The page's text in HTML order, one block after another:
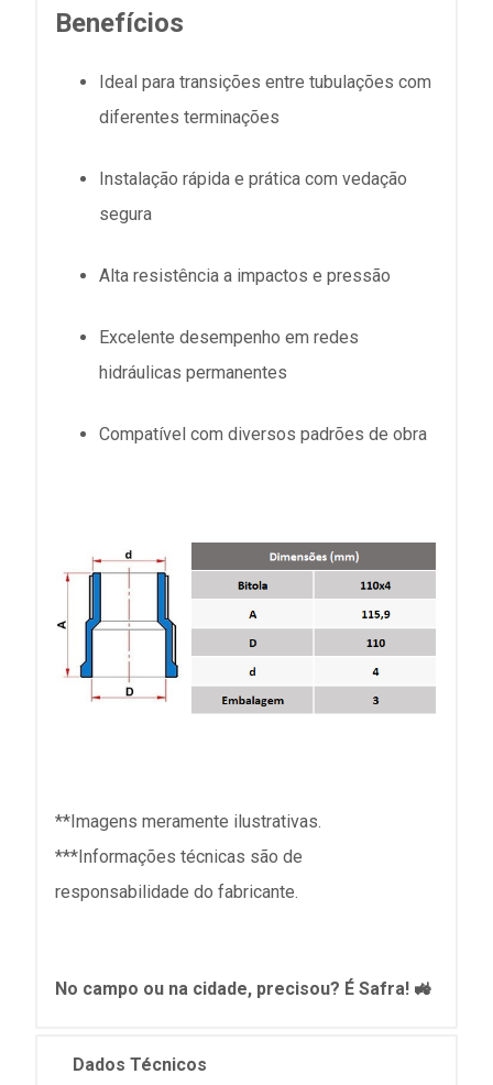
Benefícios
Ideal para transições entre tubulações com
diferentes terminações
Instalação rápida e prática com vedação
segura
Alta resistência a impactos e pressão
Excelente desempenho em redes
hidráulicas permanentes
Compatível com diversos padrões de obra
**Imagens meramente ilustrativas.
***Informações técnicas são de
responsabilidade do fabricante.
No campo ou na cidade, precisou? É Safra! 🚜
Dados Técnicos